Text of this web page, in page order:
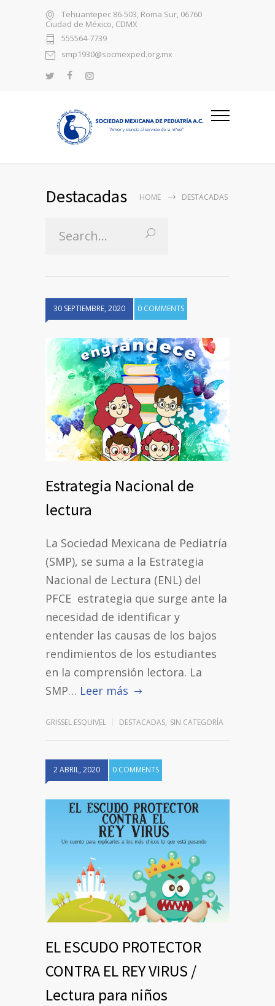
Tehuantepec 86-503, Roma Sur, 06760
Ciudad de México, CDMX
555564-7739
smp1930@socmexped.org.mx
Destacadas HOME DESTACADAS
30 SEPTIEMBRE, 2020 0 COMMENTS
Estrategia Nacional de
lectura
La Sociedad Mexicana de Pediatría
(SMP), se suma a la Estrategia
Nacional de Lectura (ENL) del
PFCE estrategia que surge ante la
necesidad de identificar y
entender las causas de los bajos
rendimientos de los estudiantes
en la comprensión lectora. La
SMP… Leer más
GRISSEL ESQUIVEL DESTACADAS, SIN CATEGORÍA
2 ABRIL, 2020 0 COMMENTS
EL ESCUDO PROTECTOR
CONTRA EL REY VIRUS /
Lectura para niños